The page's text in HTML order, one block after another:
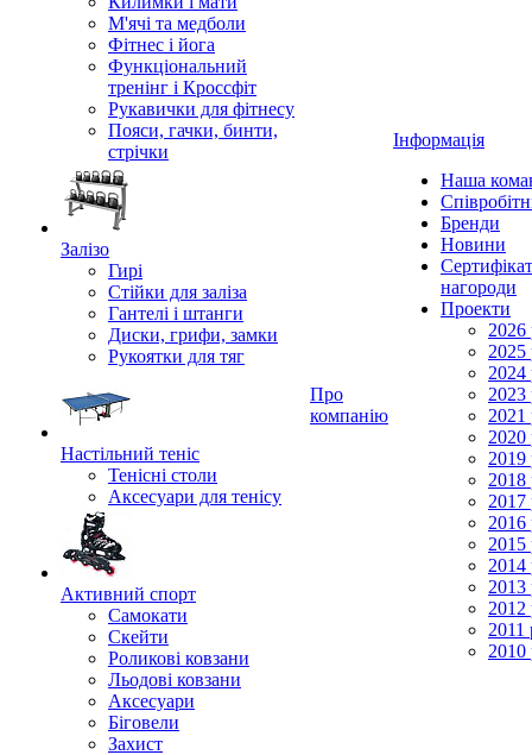
М'ячі та медболи
Фітнес і йога
Функціональний
тренінг і Кроссфіт
Рукавички для фітнесу
Пояси, гачки, бинти,
стрічки
Залізо
Гирі
Стійки для заліза
Гантелі і штанги
Диски, грифи, замки
Рукоятки для тяг
Настільний теніс
Тенісні столи
Аксесуари для тенісу
Активний спорт
Самокати
Скейти
Роликові ковзани
Льодові ковзани
Аксесуари
Біговели
Захист
Про
компанію
Інформація
Наша
Бренди
Новини
нагороди
Проекти
2026
2025
2024
2023
2021
2020
2019
2018
2017
2016
2015
2014
2013
2012
2011
2010